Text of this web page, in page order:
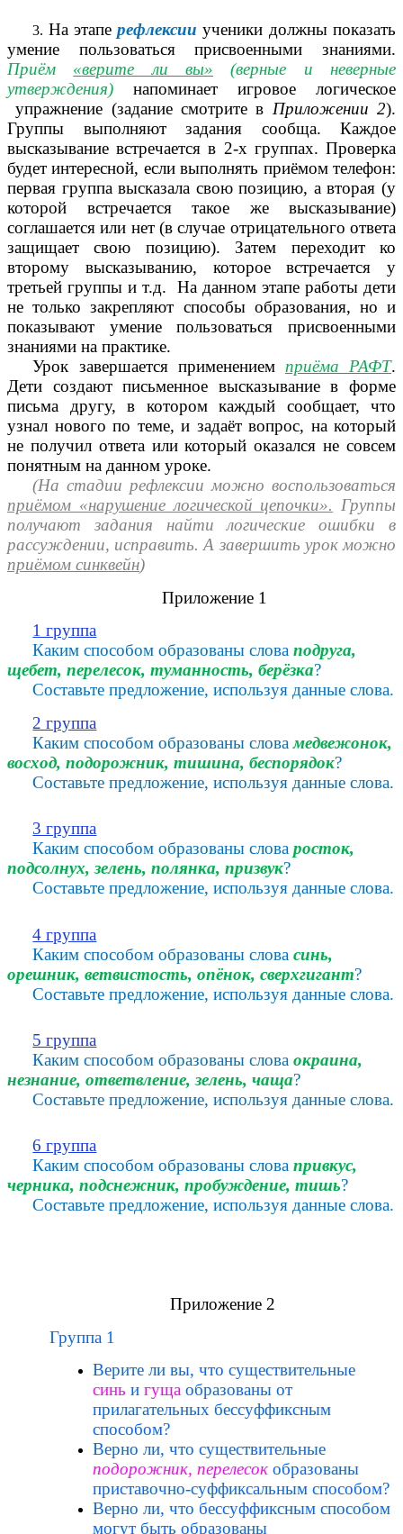
На этаперефлексии ученики должны показать
умение пользоваться присвоенными знаниями.
Приём «верите ли вы»
(верные и неверные
утверждения) напоминает игровое логическое
упражнение (задание смотрите в Приложении 2).
Группы выполняют задания сообща. Каждое
высказывание встречается в 2-х группах. Проверка
будет интересной, если выполнять приёмом телефон:
первая группа высказала свою позицию, а вторая (у
которой встречается такое же высказывание)
соглашается или нет (в случае отрицательного ответа
защищает свою позицию). Затем переходит ко
второму высказыванию, которое встречается у
третьей группы и т.д. На данном этапе работы дети
не только закрепляют способы образования, но и
показывают умение пользоваться присвоенными
знаниями на практике.
Урок завершается применением приёма РАФТ.
Дети создают письменное высказывание в форме
письма другу, в котором каждый сообщает, что
узнал нового по теме, и задаёт вопрос, на который
не получил ответа или который оказался не совсем
понятным на данном уроке.
(На стадии рефлексии можно воспользоваться
приёмом «нарушение логической цепочки». Группы
получают задания найти логические ошибки в
рассуждении, исправить. А завершить урок можно
приёмом синквейн)
Приложение 1
1 группа
Каким способом образованы слова подруга,
щебет, перелесок, туманность, берёзка?
Составьте предложение, используя данные слова.
2 группа
Каким способом образованы слова медвежонок,
восход, подорожник, тишина, беспорядок?
Составьте предложение, используя данные слова.
3 группа
Каким способом образованы слова росток,
подсолнух, зелень, полянка, призвук?
Составьте предложение, используя данные слова.
4 группа
Каким способом образованы слова синь,
орешник, ветвистость, опёнок, сверхгигант?
Составьте предложение, используя данные слова.
5 группа
Каким способом образованы слова окраина,
незнание, ответвление, зелень, чаща?
Составьте предложение, используя данные слова.
6 группа
Каким способом образованы слова привкус,
черника, подснежник, пробуждение, тишь?
Составьте предложение, используя данные слова.
Приложение 2
Группа 1
Верите ли вы, что существительные
синь игуща образованы от
прилагательных бессуффиксным
способом?
Верно ли, что существительные
подорожник, перелесок образованы
приставочно-суффиксальным способом?
Верно ли, что бессуффиксным способом
могут быть образованы